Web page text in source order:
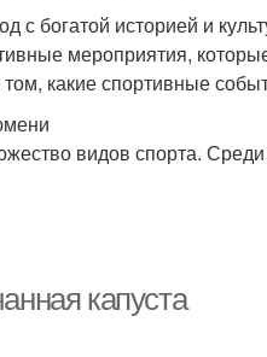
с богатой историей и
мероприятия,
какие спортивные
видов спорта.
капуста